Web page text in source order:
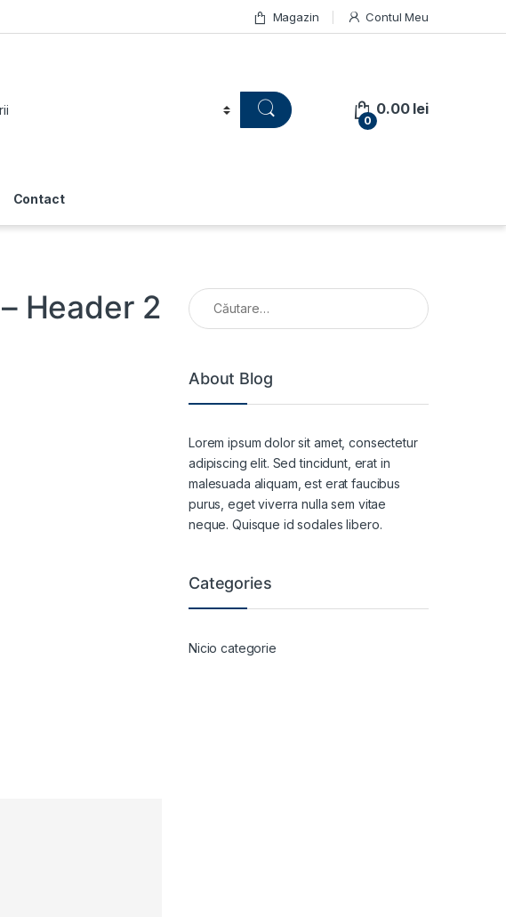
Magazin Contul Meu
0
0.00 lei
Contact
Header 2 Caută după:
About Blog
Lorem ipsum dolor sit amet, consectetur
adipiscing elit. Sed tincidunt, erat in
malesuada aliquam, est erat faucibus
purus, eget viverra nulla sem vitae
neque. Quisque id sodales libero.
Categories
Nicio categorie